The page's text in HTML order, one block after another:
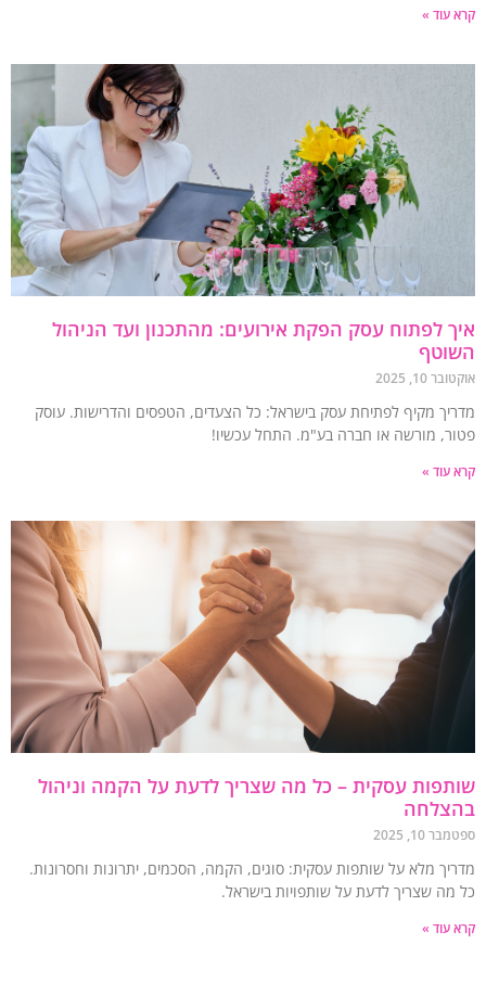
עוד »
לפתוח עסק הפקת אירועים: מהתכנון ועד הניהול
10, 2025
מקיף לפתיחת עסק בישראל: כל הצעדים, הטפסים והדרישות. עוסק
מורשה או חברה בע"מ. התחל עכשיו!
עוד »
עסקית – כל מה שצריך לדעת על הקמה וניהול
10, 2025
מלא על שותפות עסקית: סוגים, הקמה, הסכמים, יתרונות וחסרונות.
שצריך לדעת על שותפויות בישראל.
עוד »